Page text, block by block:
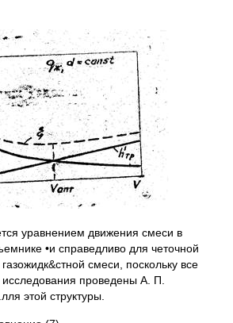
уравнением движения смеси в
•и справедливо для четочной
смеси, поскольку все
проведены А. П.
этой структуры.